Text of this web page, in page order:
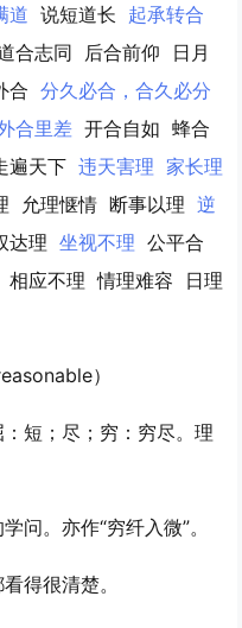
道 说短道长 起承转合
合志同 后合前仰
日月
合 分久必合，合久必分
合里差 开合自如 蜂合
遍天下 违天害理 家长理
允理惬情 断事以理 逆
达理 坐视不理 公平合
相应不理 情理难容
日理
）
：短；尽；穷：穷尽。理
问。亦作“穷纤入微”。
得很清楚。